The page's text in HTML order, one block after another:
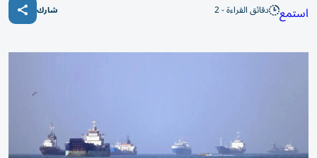
استمع دقائق القراءة - 2 شارك